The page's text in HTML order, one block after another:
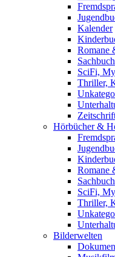
Kalender
Romane
Sachbuch
SciFi,
Thriller,
Hörbücher &
Romane
Sachbuch
SciFi,
Thriller,
Bilderwelten